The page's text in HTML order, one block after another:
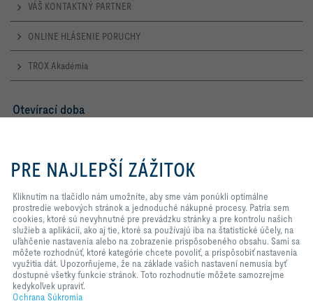
VÁŠ KONTAKTNÝ PARTNER
ONLINE HLÁSENIE PORUCHY
TROX Akadémia
Otevírací doba
Pátek
TROX NA SOCIÁLNYCH SIEŤACH
HOME Kontakty Impresum
Dodacie a Platobné Podmienky
Ochrana Súkromia
umožníte, aby sme vám ponúkli
optimálne prostredie webových
procesy. Patria sem cookies, ktoré
sú nevyhnutné pre prevádzku
stránky a pre kontrolu našich
služieb a aplikácií, ako aj tie, ktoré
sa používajú iba na štatistické
účely, na uľahčenie nastavenia
alebo na zobrazenie
prispôsobeného obsahu. Sami sa
PRE NAJLEPŠÍ ZÁŽITOK
Kliknutím na tlačidlo nám umožníte, aby sme vám ponúkli optimálne
prostredie webových stránok a jednoduché nákupné procesy. Patria sem
cookies, ktoré sú nevyhnutné pre prevádzku stránky a pre kontrolu našich
služieb a aplikácií, ako aj tie, ktoré sa používajú iba na štatistické účely, na
uľahčenie nastavenia alebo na zobrazenie prispôsobeného obsahu. Sami sa
môžete rozhodnúť, ktoré kategórie chcete povoliť, a prispôsobiť nastavenia
využitia dát. Upozorňujeme, že na základe vašich nastavení nemusia byť
dostupné všetky funkcie stránok. Toto rozhodnutie môžete samozrejme
kedykoľvek upraviť.
Ochrana Súkromia